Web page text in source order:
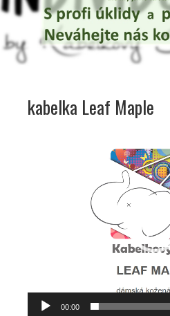
kabelka Leaf Maple
00:00